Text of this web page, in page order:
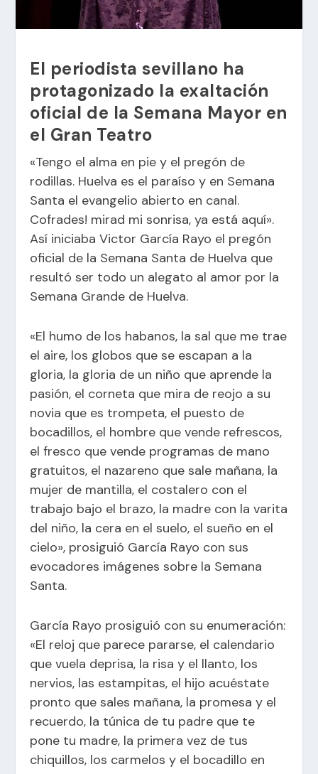
El periodista sevillano ha
protagonizado la exaltación
oficial de la Semana Mayor en
el Gran Teatro
«Tengo el alma en pie y el pregón de
rodillas. Huelva es el paraíso y en Semana
Santa el evangelio abierto en canal.
Cofrades! mirad mi sonrisa, ya está aquí».
Así iniciabaVictor García Rayo el pregón
oficial de la Semana Santa de Huelva que
resultó ser todo un alegato al amor por la
Semana Grande de Huelva.
«El humo de los habanos, la sal que me trae
el aire, los globos que se escapan a la
gloria, la gloria de un niño que aprende la
pasión, el corneta que mira de reojo a su
novia que es trompeta, el puesto de
bocadillos, el hombre que vende refrescos,
el fresco que vende programas de mano
gratuitos, el nazareno que sale mañana, la
mujer de mantilla, el costalero con el
trabajo bajo el brazo, la madre con la varita
del niño, la cera en el suelo, el sueño en el
cielo», prosiguió García Rayo con sus
evocadores imágenes sobre la Semana
Santa.
García Rayo prosiguió con su enumeración:
«El reloj que parece pararse, el calendario
que vuela deprisa, la risa y el llanto, los
nervios, las estampitas, el hijo acuéstate
pronto que sales mañana, la promesa y el
recuerdo, la túnica de tu padre que te
pone tu madre, la primera vez de tus
chiquillos, los carmelos y el bocadillo en